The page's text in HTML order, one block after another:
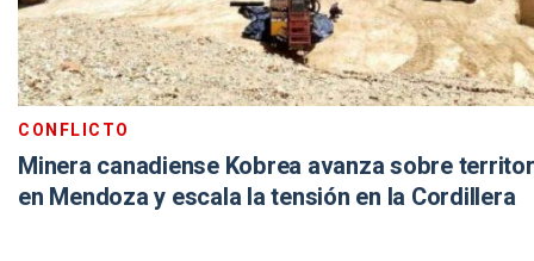
CONFLICTO
Minera canadiense Kobrea avanza sobre
en Mendoza y escala la tensión en la Cordillera